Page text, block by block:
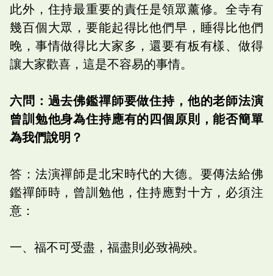
此外，住持最重要的責任是領眾薰修。全寺有
幾百個大眾，要能起得比他們早，睡得比他們
晚，事情做得比大家多，還要有板有樣、做得
讓大家歡喜，這是不容易的事情。
六問：過去佛鑑禪師要做住持，他的老師法演
曾訓勉他身為住持應有的四個原則，能否簡單
為我們說明？
答：法演禪師是北宋時代的大德。要傳法給佛
鑑禪師時，曾訓勉他，住持應對十方，必須注
意：
一、福不可受盡，福盡則必致禍殃。